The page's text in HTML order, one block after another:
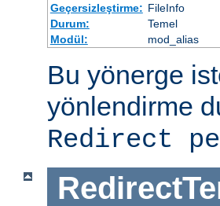
Geçersizleştirme: FileInfo
Durum:
Temel
Modül:
mod_alias
Bu yönerge
yönlendirme
Redirect